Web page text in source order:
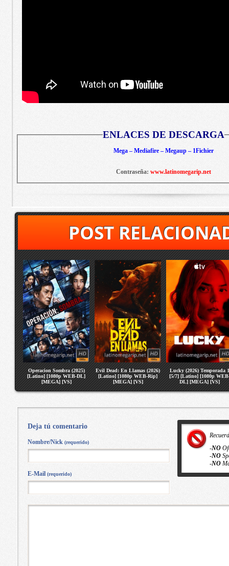
ENLACES DE DESCARGA
Mega – Mediafire – Megaup – 1Fichier
Contraseña: www.latinomegarip.net
POST
Operacion Sombra (2025)
[Latino] [1080p WEB-DL]
[MEGA] [VS]
Evil Dead: En Llamas (2026)
[Latino] [1080p WEB-Rip]
[MEGA] [VS]
Lucky (2026) Temporada 1
[5/7] [Latino] [1080p
DL] [MEGA] [VS]
-NO
-NO
-NO
Deja tú comentario
Nombre/Nick (requerido)
E-Mail (requerido)